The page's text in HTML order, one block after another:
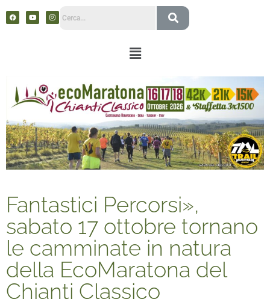
Fantastici Percorsi»,
sabato 17 ottobre tornano
le camminate in natura
della EcoMaratona del
Chianti Classico